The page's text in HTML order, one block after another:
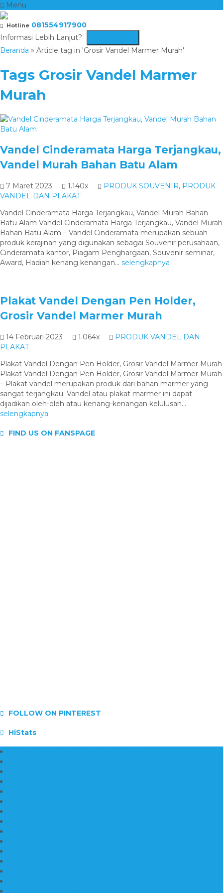
Menu
Hotline 081554917900
Informasi Lebih Lanjut?
Beranda » Article tag in 'Grosir Vandel Marmer Murah'
Tags Grosir Vandel Marmer
Murah
Vandel Cinderamata Harga Terjangkau,
Vandel Murah Bahan Batu Alam
7 Maret 2023 1.140x PRODUK SOUVENIR, PRODUK
VANDEL DAN PLAKAT
Vandel Cinderamata Harga Terjangkau, Vandel Murah Bahan
Batu Alam Vandel Cinderamata Harga Terjangkau, Vandel Murah
Bahan Batu Alam – Vandel Cinderamata merupakan sebuah
produk kerajinan yang digunakan sebagai Souvenir perusahaan,
Cinderamata kantor, Piagam Penghargaan, Souvenir seminar,
Award, Hadiah kenang kenangan... selengkapnya
Plakat Vandel Dengan Pen Holder,
Grosir Vandel Marmer Murah
14 Februari 2023 1.064x
PRODUK VANDEL DAN
PLAKAT
Plakat Vandel Dengan Pen Holder, Grosir Vandel Marmer Murah
Plakat Vandel Dengan Pen Holder, Grosir Vandel Marmer Murah
– Plakat vandel merupakan produk dari bahan marmer yang
sangat terjangkau. Vandel atau plakat marmer ini dapat
dijadikan oleh-oleh atau kenang-kenangan kelulusan...
selengkapnya
FIND US ON FANSPAGE
FOLLOW ON PINTEREST
HiStats